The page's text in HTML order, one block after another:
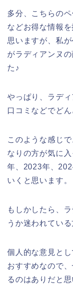
多分、こちらの
などお得な情報
思いますが、私
がラディアンヌ
た♪
やっぱり、ラデ
口コミなどでど
このような感じ
なりの方が気に
年、2023年、
いくと思います。
もしかしたら、
うか迷われてい
個人的な意見と
おすすめなので
るのはありだと